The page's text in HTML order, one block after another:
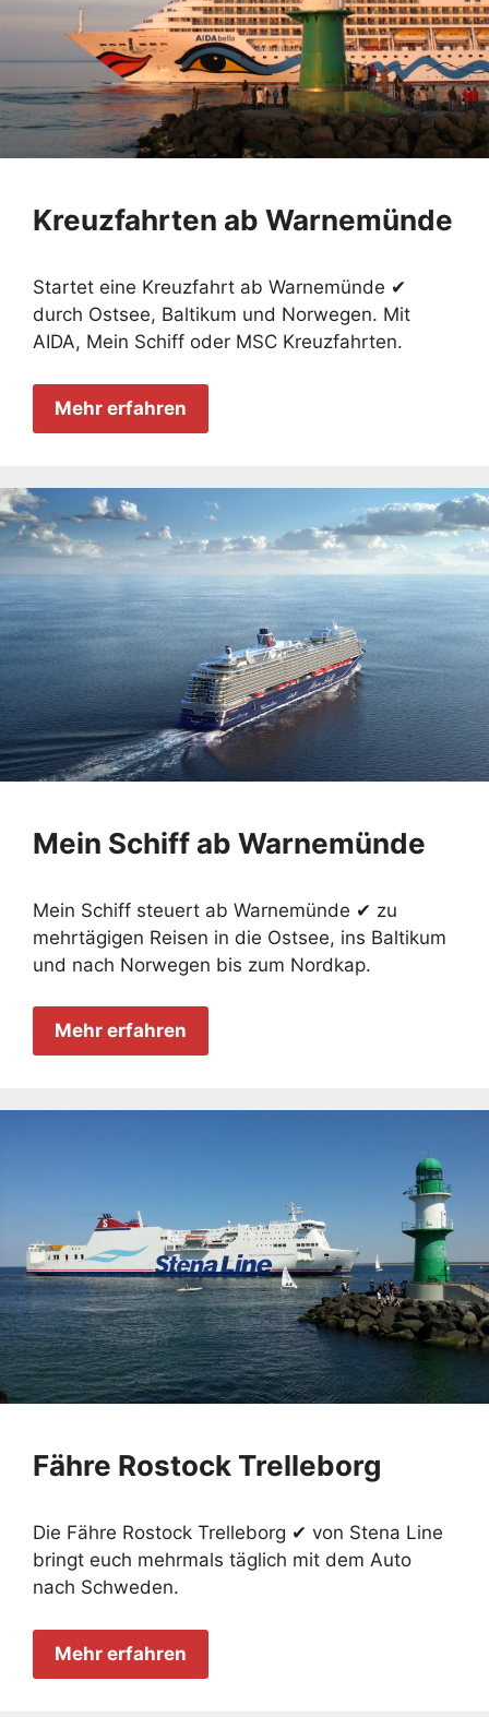
Kreuzfahrten ab Warnemünde
Startet eine Kreuzfahrt ab Warnemünde ✔
durch Ostsee, Baltikum und Norwegen. Mit
AIDA, Mein Schiff oder MSC Kreuzfahrten.
Mehr erfahren
Mein Schiff ab Warnemünde
Mein Schiff steuert ab Warnemünde ✔ zu
mehrtägigen Reisen in die Ostsee, ins Baltikum
und nach Norwegen bis zum Nordkap.
Mehr erfahren
Fähre Rostock Trelleborg
Die Fähre Rostock Trelleborg ✔ von Stena Line
bringt euch mehrmals täglich mit dem Auto
nach Schweden.
Mehr erfahren